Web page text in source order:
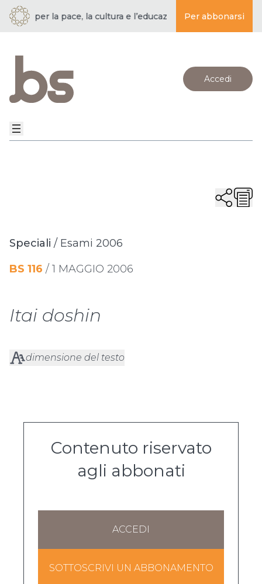
| per la pace, la cultura e l’educazione ·BUDDISMO E
Per abbonarsi
Accedi
Speciali / Esami 2006
BS 116 / 1 MAGGIO 2006
Itai doshin
dimensione del testo
Contenuto riservato
agli abbonati
ACCEDI
SOTTOSCRIVI UN ABBONAMENTO